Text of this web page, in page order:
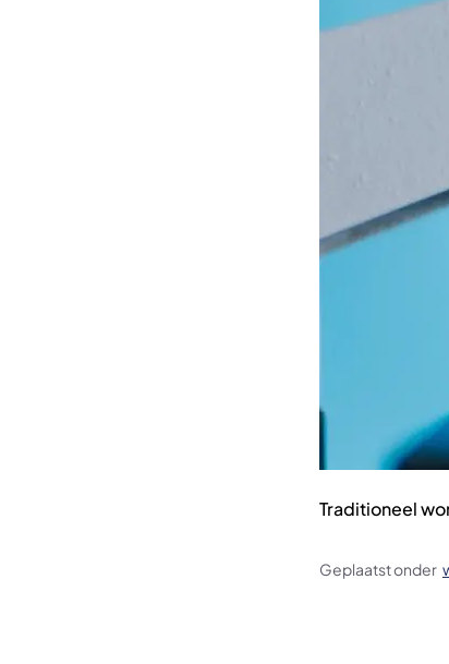
Traditioneel
Geplaatst onder